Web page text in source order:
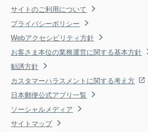
サイトのご利用について
プライバシーポリシー
Webアクセシビリティ方針
お客さま本位の業務運営に関する基本方針
勧誘方針
カスタマーハラスメントに関する考え方
日本郵便公式アプリ一覧
ソーシャルメディア
サイトマップ